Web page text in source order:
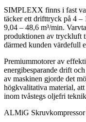
SIMPLEXX finns i fast
täcker ett drifttryck på 4 –
9,04 – 48,6 m³/min.
produktionen av tryckluft
därmed kunden värdefull
Premiummotorer av
energibesparande drift
av maskinen gjorde det
högkvalitativa material,
inom tvåstegs oljefri
ALMiG